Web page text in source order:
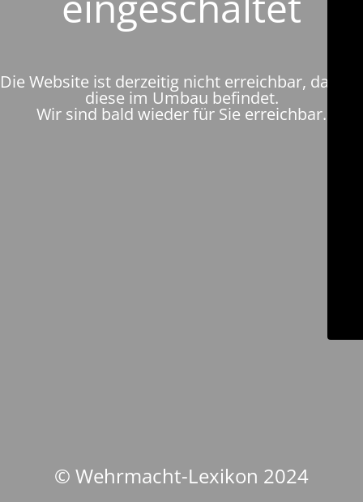
Die Website ist derzeitig nicht erreichbar, da sich
diese im Umbau befindet.
Wir sind bald wieder für Sie erreichbar.
© Wehrmacht-Lexikon 2024